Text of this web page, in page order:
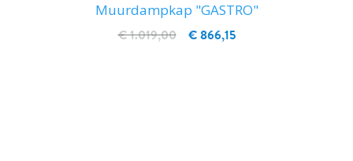
Muurdampkap "GASTRO"
€ 866,15
€ 1.019,00